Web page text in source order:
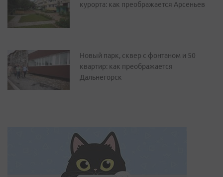
курорта: как преображается Арсеньев
Новый парк, сквер с фонтаном и 50
квартир: как преображается
Дальнегорск